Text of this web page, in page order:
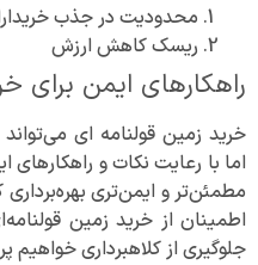
محدودیت در جذب
ریسک کاهش ارزش
راهکارهای ایمن برای
خرید زمین قولنامه‌ ای
اما با رعایت نکات و راهکارهای
مطمئن‌تر و ایمن‌تری
اطمینان از خرید زمین
جلوگیری از کلاهبرداری خواهیم